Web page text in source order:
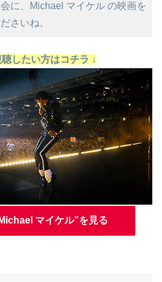
に、Michael マイケル の映画を
さいね。
したい方はコチラ ↓
マイケル”を見る